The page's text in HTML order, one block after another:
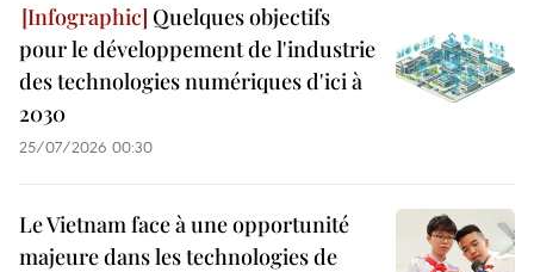
Quelques objectifs
pour le développement de l'industrie
des technologies numériques d'ici à
2030
25/07/2026 00:30
Le Vietnam face à une opportunité
majeure dans les technologies de